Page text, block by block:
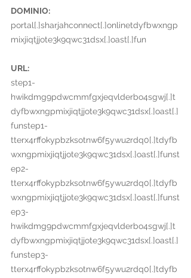
DOMINIO:
portal[.]sharjahconnect[.]onlinetdyfbwxngp
mixjiqtjjote3k9qwc31dsx[.]oast[.]fun
URL:
step1-
hwikdmg9pdwcmmfgxjeqvlderbo4sgwj[.]t
dyfbwxngpmixjiqtjjote3k9qwc31dsx[.]oast[.]
funstep1-
tterx4rffokypbzksotnw6f5ywu2rdq0[.]tdyfb
wxngpmixjiqtjjote3k9qwc31dsx[.]oast[.]funst
ep2-
tterx4rffokypbzksotnw6f5ywu2rdq0[.]tdyfb
wxngpmixjiqtjjote3k9qwc31dsx[.]oast[.]funst
ep3-
hwikdmg9pdwcmmfgxjeqvlderbo4sgwj[.]t
dyfbwxngpmixjiqtjjote3k9qwc31dsx[.]oast[.]
funstep3-
tterx4rffokypbzksotnw6f5ywu2rdq0[.]tdyfb